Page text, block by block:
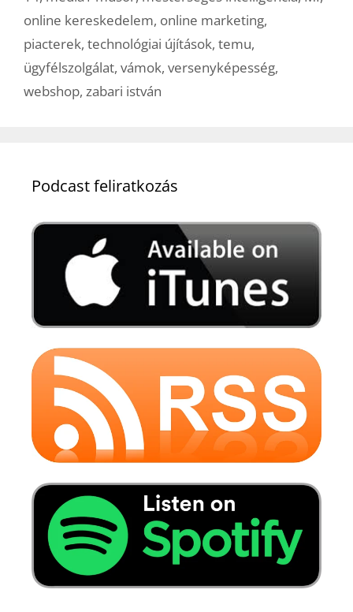
online kereskedelem, online marketing,
piacterek, technológiai újítások, temu,
ügyfélszolgálat, vámok, versenyképesség,
webshop, zabari istván
Podcast feliratkozás